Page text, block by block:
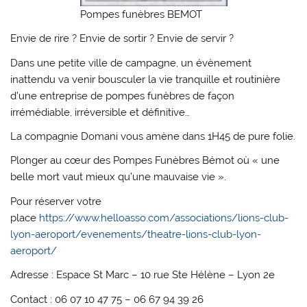
Pompes funèbres BEMOT
Envie de rire ? Envie de sortir ? Envie de servir ?
Dans une petite ville de campagne, un évènement
inattendu va venir bousculer la vie tranquille et routinière
d’une entreprise de pompes funèbres de façon
irrémédiable, irréversible et définitive…
La compagnie Domani vous amène dans 1H45 de pure folie.
Plonger au cœur des Pompes Funèbres Bémot où « une
belle mort vaut mieux qu’une mauvaise vie ».
Pour réserver votre
place https://www.helloasso.com/associations/lions-club-
lyon-aeroport/evenements/theatre-lions-club-lyon-
aeroport/
Adresse : Espace St Marc – 10 rue Ste Hélène – Lyon 2e
Contact : 06 07 10 47 75 – 06 67 94 39 26